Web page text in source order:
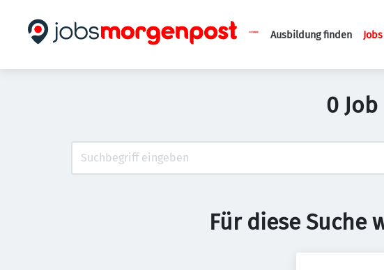
Ausbildung finden
0
Für diese Suche